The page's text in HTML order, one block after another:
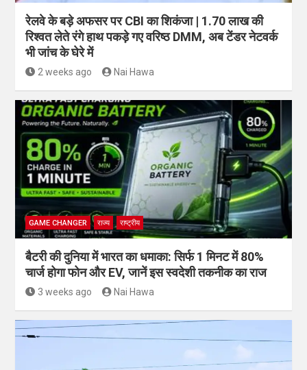
रेलवे के बड़े अफसर पर CBI का शिकंजा | 1.70 लाख की
रिश्वत लेते रंगे हाथ पकड़े गए वरिष्ठ DMM, अब टेंडर नेटवर्क
भी जांच के घेरे में
2 weeks ago Nai Hawa
GAME CHANGER राज्य राष्ट्रीय
बैटरी की दुनिया में भारत का धमाका: सिर्फ 1 मिनट में 80%
चार्ज होगा फोन और EV, जानें इस स्वदेशी तकनीक का राज
3 weeks ago Nai Hawa